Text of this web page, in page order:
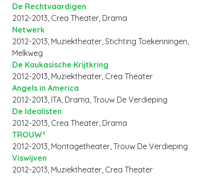
De Rechtvaardigen
2012-2013, Crea Theater, Drama
Netwerk
2012-2013, Muziektheater, Stichting Toekenningen,
Melkweg
De Kaukasische Krijtkring
2012-2013, Muziektheater, Crea Theater
Angels in America
2012-2013, ITA, Drama, Trouw De Verdieping
De Idealisten
2012-2013, Crea Theater, Drama
TROUW³
2012-2013, Montagetheater, Trouw De Verdieping
Viswijven
2012-2013, Muziektheater, Crea Theater